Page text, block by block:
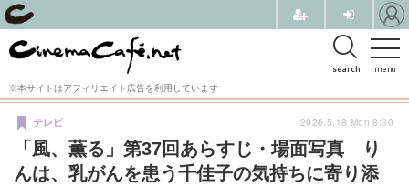
menu
search
※本サイトはアフィリエイト広告を利用しています
「風、薫る」第37回あらすじ・場面写真 り
んは、乳がんを患う千佳子の気持ちに寄り添
テレビ 2026.5.18 Mon 8:30